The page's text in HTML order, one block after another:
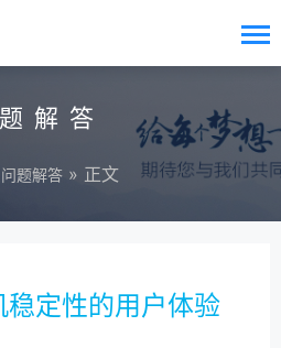
解答
问题解答 » 正文
定性的用户体验